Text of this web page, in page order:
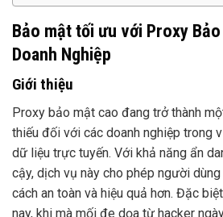
Bảo mật tối ưu với Proxy
Doanh Nghiệp
Giới thiệu
Proxy bảo mật cao đang trở thành
thiếu đối với các doanh nghiệp trong
dữ liệu trực tuyến. Với khả năng ẩn
cậy, dịch vụ này cho phép người
cách an toàn và hiệu quả hơn. Đặc
nay, khi mà mối đe dọa từ hacker